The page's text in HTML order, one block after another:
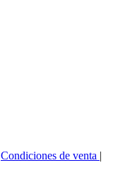
Condiciones de venta |